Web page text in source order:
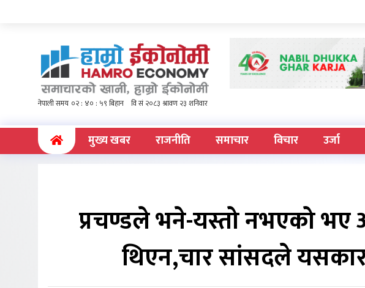
(current)मुख्य खबर राजनीति समाचार विचार उर्जा
प्रचण्डले भने-यस्तो नभएको भए
थिएन,चार सांसदले